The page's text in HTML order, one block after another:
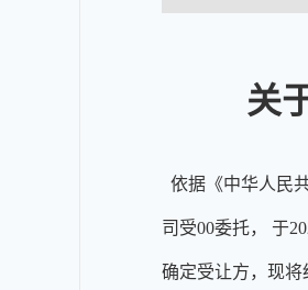
关
依据《中华人民
司受00委托， 于
确定受让方，现将